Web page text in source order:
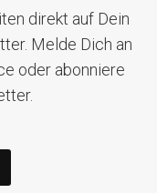
direkt auf Dein
Melde Dich an
oder abonniere